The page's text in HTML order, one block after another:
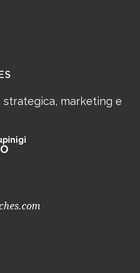
strategica, marketing e